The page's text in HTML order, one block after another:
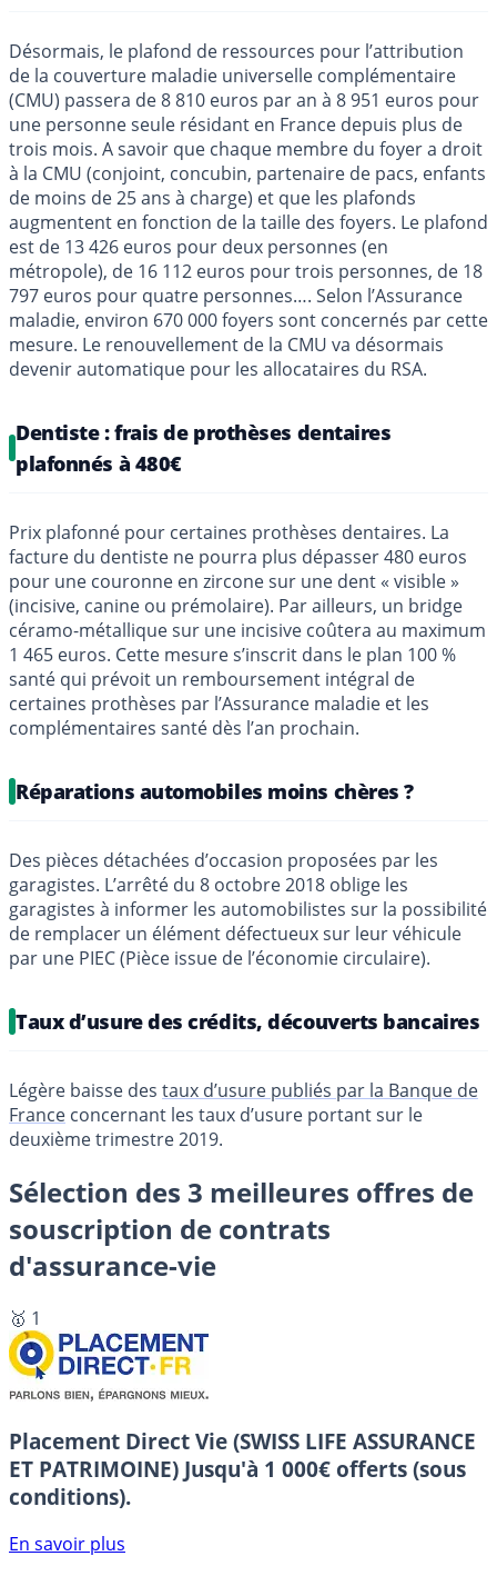
Désormais, le plafond de ressources pour l’attribution
de la couverture maladie universelle complémentaire
(CMU) passera de 8 810 euros par an à 8 951 euros pour
une personne seule résidant en France depuis plus de
trois mois. A savoir que chaque membre du foyer a droit
à la CMU (conjoint, concubin, partenaire de pacs, enfants
de moins de 25 ans à charge) et que les plafonds
augmentent en fonction de la taille des foyers. Le plafond
est de 13 426 euros pour deux personnes (en
métropole), de 16 112 euros pour trois personnes, de 18
797 euros pour quatre personnes…. Selon l’Assurance
maladie, environ 670 000 foyers sont concernés par cette
mesure. Le renouvellement de la CMU va désormais
devenir automatique pour les allocataires du RSA.
Dentiste : frais de prothèses dentaires
plafonnés à 480€
Prix plafonné pour certaines prothèses dentaires. La
facture du dentiste ne pourra plus dépasser 480 euros
pour une couronne en zircone sur une dent « visible »
(incisive, canine ou prémolaire). Par ailleurs, un bridge
céramo-métallique sur une incisive coûtera au maximum
1 465 euros. Cette mesure s’inscrit dans le plan 100 %
santé qui prévoit un remboursement intégral de
certaines prothèses par l’Assurance maladie et les
complémentaires santé dès l’an prochain.
Réparations automobiles moins chères ?
Des pièces détachées d’occasion proposées par les
garagistes. L’arrêté du 8 octobre 2018 oblige les
garagistes à informer les automobilistes sur la possibilité
de remplacer un élément défectueux sur leur véhicule
par une PIEC (Pièce issue de l’économie circulaire).
Taux d’usure des crédits, découverts bancaires
Légère baisse des taux d’usure publiés par la Banque de
France concernant les taux d’usure portant sur le
deuxième trimestre 2019.
Sélection des 3 meilleures offres de
souscription de contrats
d'assurance-vie
🥇 1
Placement Direct Vie (SWISS LIFE ASSURANCE
ET PATRIMOINE) Jusqu'à 1 000€ offerts (sous
conditions).
En savoir plus